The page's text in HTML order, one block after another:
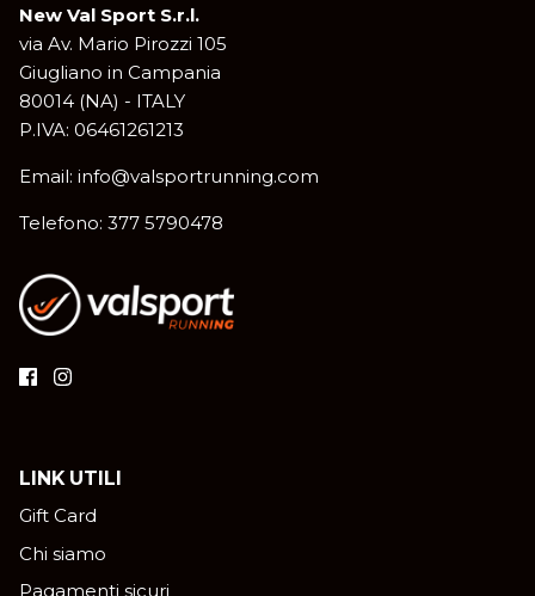
New Val Sport S.r.l.
via Av. Mario Pirozzi 105
Giugliano in Campania
80014 (NA) - ITALY
P.IVA: 06461261213
Email: info@valsportrunning.com
Telefono: 377 5790478
LINK UTILI
Gift Card
Chi siamo
Pagamenti sicuri